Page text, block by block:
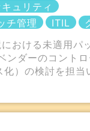
ュリティ
チ管理 ITIL
おける未適用パ
ダーのコントロ
）の検討を担当